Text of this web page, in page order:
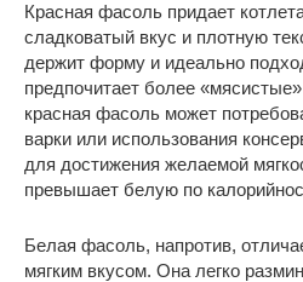
Красная фасоль придает
сладковатый вкус и плотную
держит форму и идеально
предпочитает более
красная фасоль может
варки или использования
для достижения желаемой
превышает белую по
Белая фасоль, напротив,
мягким вкусом. Она легко